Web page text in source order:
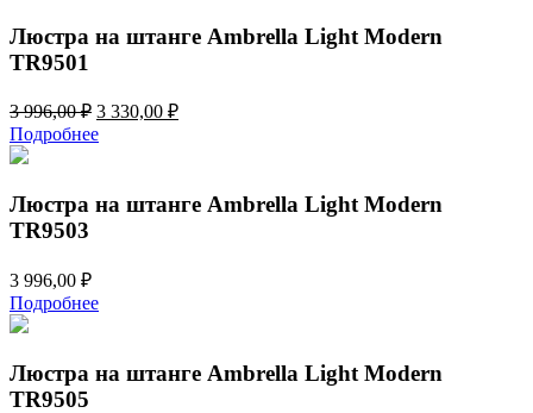
Люстра на штанге Ambrella Light Modern
TR9501
3 996,00₽ Первоначальная
цена
составляла
996,00 ₽.
3 330,00 ₽Текущая
Подробнее
Люстра на штанге Ambrella Light Modern
TR9503
3 996,00 ₽
Подробнее
Люстра на штанге Ambrella Light Modern
TR9505